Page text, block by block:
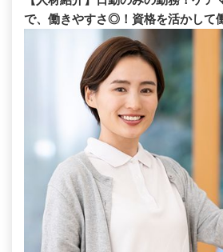
で、働きやすさ◎！資格を活かして